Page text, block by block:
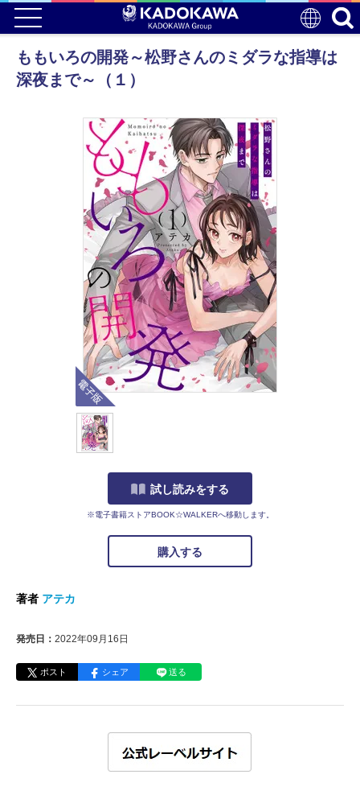
ももいろの開発～松野さんのミダラな指導は
深夜まで～（１）
電子版
試し読みをする
※電子書籍ストアBOOK☆WALKERへ移動します。
購入する
著者 アテカ
発売日： 2022年09月16日
ポスト シェア 送る